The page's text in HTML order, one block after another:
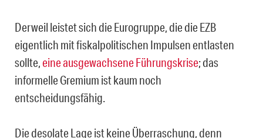
Derweil leistet sich die Eurogruppe, die die EZB
eigentlich mit fiskalpolitischen Impulsen entlasten
sollte,eine ausgewachsene Führungskrise; das
informelle Gremium ist kaum noch
entscheidungsfähig.
Die desolate Lage ist keine Überraschung, denn